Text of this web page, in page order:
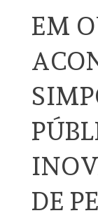
EM
DE